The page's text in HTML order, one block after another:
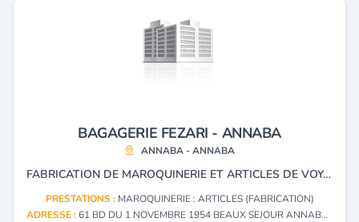
BAGAGERIE FEZARI - ANNABA
ANNABA - ANNABA
FABRICATION DE MAROQUINERIE ET ARTICLES DE VOYAGE.
PRESTATIONS : MAROQUINERIE : ARTICLES (FABRICATION)
ADRESSE :61 BD DU 1 NOVEMBRE 1954 BEAUX SEJOUR ANNABA - ANNABA